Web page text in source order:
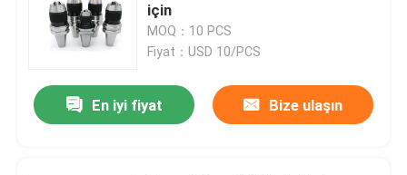
için
MOQ：10 PCS
Fiyat：USD 10/PCS
En iyi fiyat Bize ulaşın